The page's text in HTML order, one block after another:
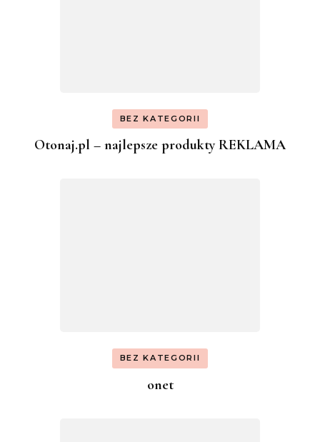
BEZ KATEGORII
Otonaj.pl – najlepsze produkty REKLAMA
BEZ KATEGORII
onet